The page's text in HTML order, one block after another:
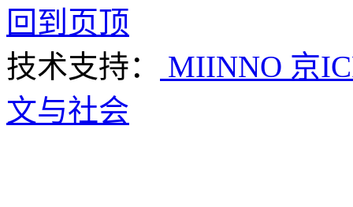
回到页顶
技术支持：
MIINNO 京
文与社会